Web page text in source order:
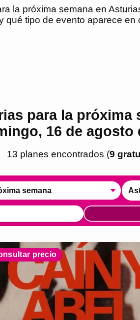
la próxima semana en
tipo de evento aparece en
para la próxima
16 de agosto
13 planes encontrados (9
semana
precio